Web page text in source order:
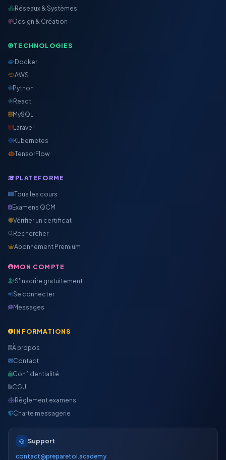
Réseaux & Systèmes
Design & Création
TECHNOLOGIES
Docker
AWS
Python
React
MySQL
Laravel
Kubernetes
TensorFlow
PLATEFORME
Tous les cours
Examens QCM
Vérifier un certificat
Rechercher
Abonnement Premium
MON COMPTE
S'inscrire gratuitement
Se connecter
Messages
INFORMATIONS
À propos
Contact
Confidentialité
CGU
Règlement examens
Charte messagerie
Support
contact@preparetoi.academy